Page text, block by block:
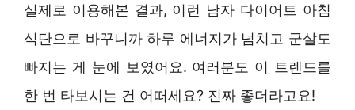
실제로 이용해본 결과, 이런 남자 다이어트 아침
식단으로 바꾸니까 하루 에너지가 넘치고 군살도
빠지는 게 눈에 보였어요. 여러분도 이 트렌드를
한 번 타보시는 건 어떠세요? 진짜 좋더라고요!